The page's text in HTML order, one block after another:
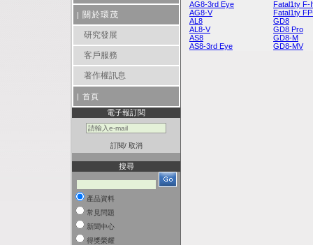
| 關於環茂
研究發展
客戶服務
著作權訊息
| 首頁
電子報訂閱
訂閱/ 取消
搜尋
產品資料
常見問題
新聞中心
得獎榮耀
AG8-3rd Eye
AG8-V
AL8
AL8-V
AS8
AS8-3rd Eye
Fatal1ty F-
Fatal1ty
GD8
GD8 Pro
GD8-M
GD8-MV